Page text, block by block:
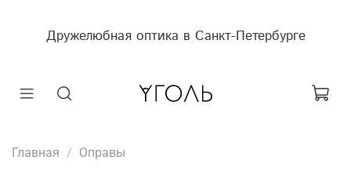
Дружелюбная оптика в Санкт-Петербурге
Главная Оправы